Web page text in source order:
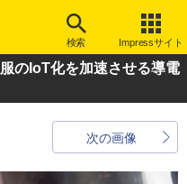
検索 Impressサイト
のIoT化を加速させる導電
次の画像